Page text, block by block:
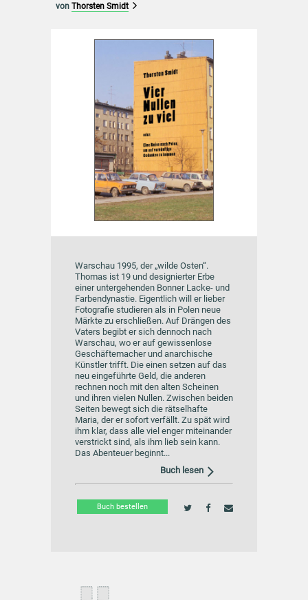
von Thorsten Smidt
Warschau 1995, der „wilde Osten“.
Thomas ist 19 und designierter Erbe
einer untergehenden Bonner Lacke- und
Farbendynastie. Eigentlich will er lieber
Fotografie studieren als in Polen neue
Märkte zu erschließen. Auf Drängen des
Vaters begibt er sich dennoch nach
Warschau, wo er auf gewissenlose
Geschäftemacher und anarchische
Künstler trifft. Die einen setzen auf das
neu eingeführte Geld, die anderen
rechnen noch mit den alten Scheinen
und ihren vielen Nullen. Zwischen beiden
Seiten bewegt sich die rätselhafte
Maria, der er sofort verfällt. Zu spät wird
ihm klar, dass alle viel enger miteinander
verstrickt sind, als ihm lieb sein kann.
Das Abenteuer beginnt...
Buch lesen
Buch bestellen